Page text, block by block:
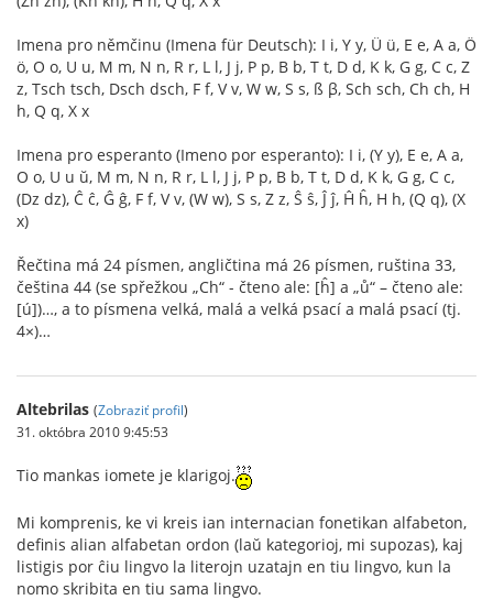
Imena pro němčinu (Imena für Deutsch): I i, Y y, Ü ü, E e, A a, Ö
ö, O o, U u, M m, N n, R r, L l, J j, P p, B b, T t, D d, K k, G g, C c, Z
z, Tsch tsch, Dsch dsch, F f, V v, W w, S s, ß β, Sch sch, Ch ch, H
h, Q q, X x
Imena pro esperanto (Imeno por esperanto): I i, (Y y), E e, A a,
O o, U u ŭ, M m, N n, R r, L l, J j, P p, B b, T t, D d, K k, G g, C c,
(Dz dz), Ĉ ĉ, Ĝ ĝ, F f, V v, (W w), S s, Z z, Ŝ ŝ, Ĵ ĵ, Ĥ ĥ, H h, (Q q), (X
x)
Řečtina má 24 písmen, angličtina má 26 písmen, ruština 33,
čeština 44 (se spřežkou „Ch“ - čteno ale: [ĥ] a „ů“ – čteno ale:
[ú])…, a to písmena velká, malá a velká psací a malá psací (tj.
4×)…
Altebrilas (Zobraziť profil)
31. októbra 2010 9:45:53
Tio mankas iomete je klarigoj.
Mi komprenis, ke vi kreis ian internacian fonetikan alfabeton,
definis alian alfabetan ordon (laŭ kategorioj, mi supozas), kaj
listigis por ĉiu lingvo la literojn uzatajn en tiu lingvo, kun la
nomo skribita en tiu sama lingvo.